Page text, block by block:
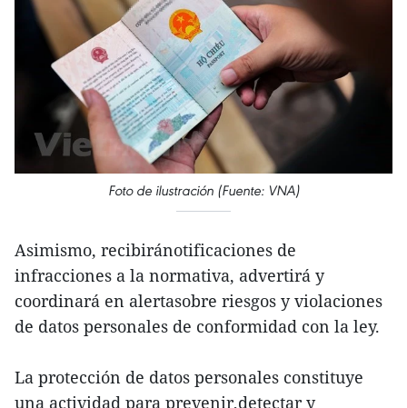
Foto de ilustración (Fuente: VNA)
Asimismo, recibiránotificaciones de
infracciones a la normativa, advertirá y
coordinará en alertasobre riesgos y violaciones
de datos personales de conformidad con la ley.
La protección de datos personales constituye
una actividad para prevenir,detectar y